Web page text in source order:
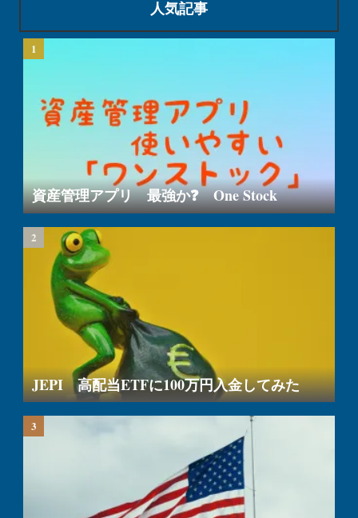
人気記事
資産管理アプリ 最強か❓ One Stock
JEPI 高配当ETFに100万円入金してみた